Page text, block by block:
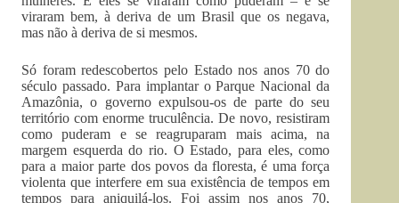
viraram bem, à deriva de um Brasil que os negava,
mas não à deriva de si mesmos.
Só foram redescobertos pelo Estado nos anos 70 do
século passado. Para implantar o Parque Nacional da
Amazônia, o governo expulsou-os de parte do seu
território com enorme truculência. De novo, resistiram
como puderam e se reagruparam mais acima, na
margem esquerda do rio. O Estado, para eles, como
para a maior parte dos povos da floresta, é uma força
violenta que interfere em sua existência de tempos em
tempos para aniquilá-los. Foi assim nos anos 70,